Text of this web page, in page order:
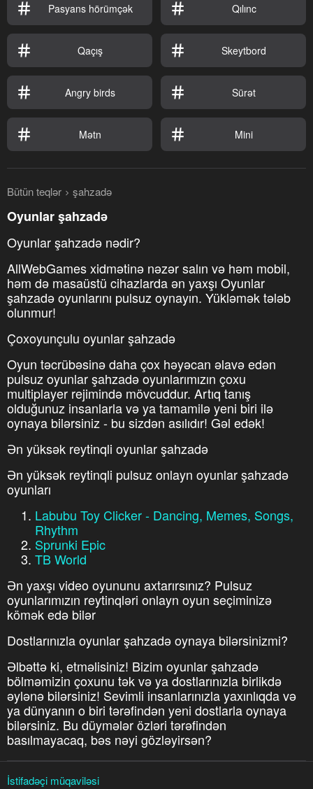
Pasyans hörümçək Qılınc
Qaçış Skeytbord
Angry birds Sürət
Mətn Mini
Bütün teqlər şahzadə
Oyunlar şahzadə
Oyunlar şahzadə nədir?
AllWebGames xidmətinə nəzər salın və həm mobil,
həm də masaüstü cihazlarda ən yaxşı Oyunlar
şahzadə oyunlarını pulsuz oynayın. Yükləmək tələb
olunmur!
Çoxoyunçulu oyunlar şahzadə
Oyun təcrübəsinə daha çox həyəcan əlavə edən
pulsuz oyunlar şahzadə oyunlarımızın çoxu
multiplayer rejimində mövcuddur. Artıq tanış
olduğunuz insanlarla və ya tamamilə yeni biri ilə
oynaya bilərsiniz - bu sizdən asılıdır! Gəl edək!
Ən yüksək reytinqli oyunlar şahzadə
Ən yüksək reytinqli pulsuz onlayn oyunlar şahzadə
oyunları
Labubu Toy Clicker - Dancing, Memes, Songs,
Rhythm
Sprunki Epic
TB World
Ən yaxşı video oyununu axtarırsınız? Pulsuz
oyunlarımızın reytinqləri onlayn oyun seçiminizə
kömək edə bilər
Dostlarınızla oyunlar şahzadə oynaya bilərsinizmi?
Əlbəttə ki, etməlisiniz! Bizim oyunlar şahzadə
bölməmizin çoxunu tək və ya dostlarınızla birlikdə
əylənə bilərsiniz! Sevimli insanlarınızla yaxınlıqda və
ya dünyanın o biri tərəfindən yeni dostlarla oynaya
bilərsiniz. Bu düymələr özləri tərəfindən
basılmayacaq, bəs nəyi gözləyirsən?
İstifadəçi müqaviləsi